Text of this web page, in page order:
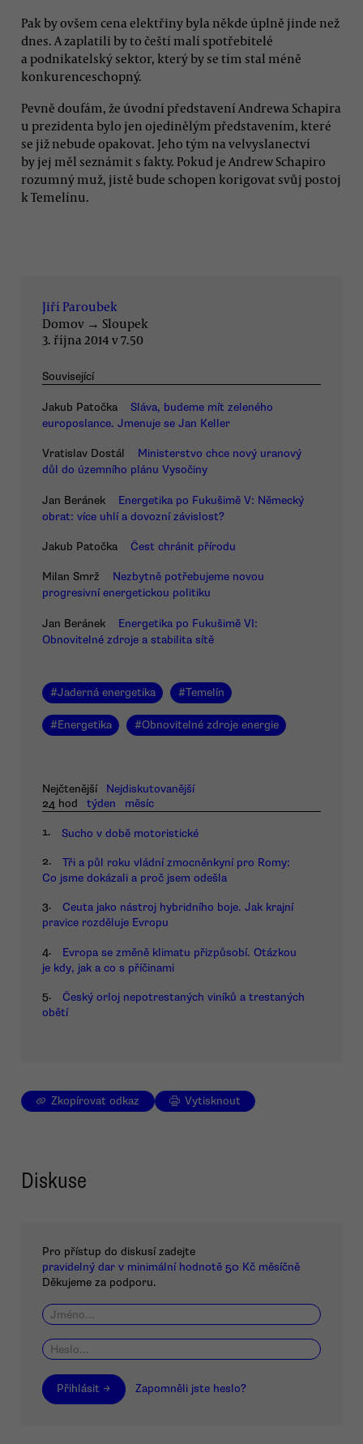
Pak by ovšem cena elektřiny byla někde úplně jinde než
dnes. A zaplatili by to čeští malí spotřebitelé
a podnikatelský sektor, který by se tím stal méně
konkurenceschopný.
Pevně doufám, že úvodní představení Andrewa Schapira
u prezidenta bylo jen ojedinělým představením, které
se již nebude opakovat. Jeho tým na velvyslanectví
by jej měl seznámit s fakty. Pokud je Andrew Schapiro
rozumný muž, jistě bude schopen korigovat svůj postoj
k Temelínu.
Jiří Paroubek
Domov → Sloupek
3. října 2014 v 7.50
Související
Jakub Patočka
Sláva, budeme mít zeleného
europoslance. Jmenuje se Jan Keller
Vratislav Dostál
Ministerstvo chce nový uranový
důl do územního plánu Vysočiny
Jan Beránek
Energetika po Fukušimě V: Německý
obrat: více uhlí a dovozní závislost?
Jakub Patočka Čest chránit přírodu
Milan Smrž
Nezbytně potřebujeme novou
progresivní energetickou politiku
Jan Beránek
Energetika po Fukušimě VI:
Obnovitelné zdroje a stabilita sítě
#Jaderná energetika #Temelín
#Energetika #Obnovitelné zdroje energie
Nejčtenější
Nejdiskutovanější
24 hod
týden měsíc
1. Sucho v době motoristické
2.
Tři a půl roku vládní zmocněnkyní pro Romy:
Co jsme dokázali a proč jsem odešla
3.
Ceuta jako nástroj hybridního boje. Jak krajní
pravice rozděluje Evropu
4.
Evropa se změně klimatu přizpůsobí. Otázkou
je kdy, jak a co s příčinami
5.
Český orloj nepotrestaných viníků a trestaných
obětí
Zkopírovat odkaz Vytisknout
Diskuse
Pro přístup do diskusí zadejte
pravidelný dar v minimální hodnotě 50 Kč měsíčně
Děkujeme za podporu.
Přihlásit → Zapomněli jste heslo?